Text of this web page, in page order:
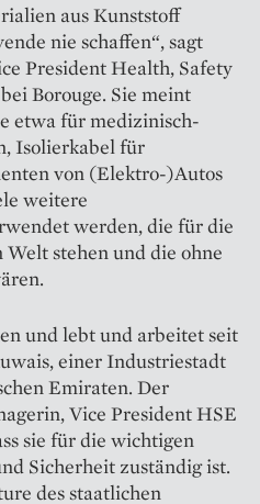
aus Kunststoff
nie schaffen“, sagt
President Health, Safety
Borouge. Sie meint
etwa für medizinisch-
Isolierkabel für
von (Elektro-)Autos
weitere
werden, die für die
stehen und die ohne
und lebt und arbeitet seit
einer Industriestadt
Emiraten. Der
Vice President HSE
sie für die wichtigen
Sicherheit zuständig ist.
des staatlichen